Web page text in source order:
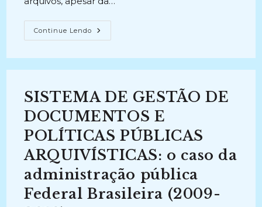
Continue Lendo POLÍTICAS
PÚBLICAS
Construção
Arquivística
Brasileira
–
1994
–
2006
(2006-
2008)
SISTEMA DE GESTÃO DE
DOCUMENTOS E
POLÍTICAS PÚBLICAS
ARQUIVÍSTICAS: o caso da
administração pública
Federal Brasileira (2009-